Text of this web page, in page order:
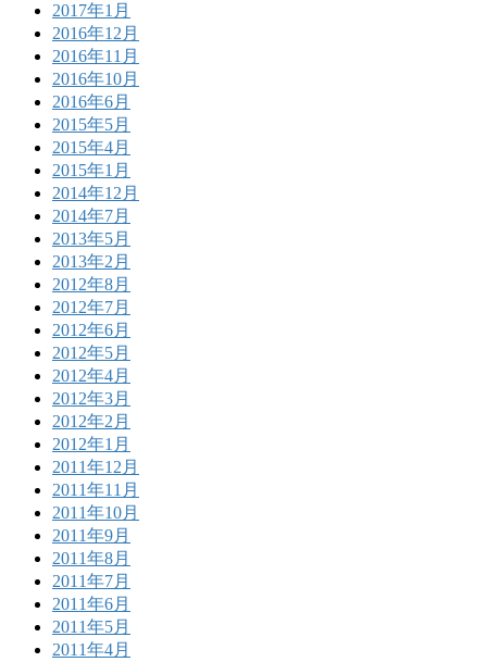
2017年1月
2016年12月
2016年11月
2016年10月
2016年6月
2015年5月
2015年4月
2015年1月
2014年12月
2014年7月
2013年5月
2013年2月
2012年8月
2012年7月
2012年6月
2012年5月
2012年4月
2012年3月
2012年2月
2012年1月
2011年12月
2011年11月
2011年10月
2011年9月
2011年8月
2011年7月
2011年6月
2011年5月
2011年4月